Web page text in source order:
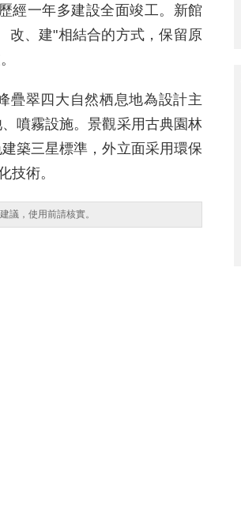
經一年多建設全面竣工。新館
改、建"相結合的方式，保留原
疊翠四大自然栖息地為設計主
噴霧設施。景觀采用古典園林
築三星標準，外立面采用環保
技術。
議，使用前請核實。